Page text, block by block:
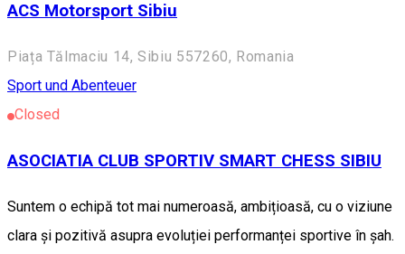
ACS Motorsport Sibiu
Piața Tălmaciu 14, Sibiu 557260, Romania
Sport und Abenteuer
Closed
ASOCIATIA CLUB SPORTIV SMART CHESS SIBIU
Suntem o echipă tot mai numeroasă, ambițioasă, cu o viziune
clara și pozitivă asupra evoluției performanței sportive în șah.